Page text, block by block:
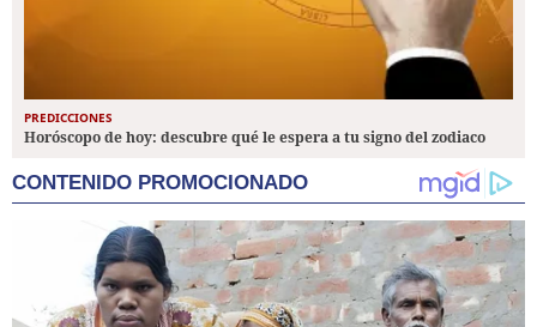
PREDICCIONES
Horóscopo de hoy: descubre qué le espera a tu signo del zodiaco
CONTENIDO PROMOCIONADO